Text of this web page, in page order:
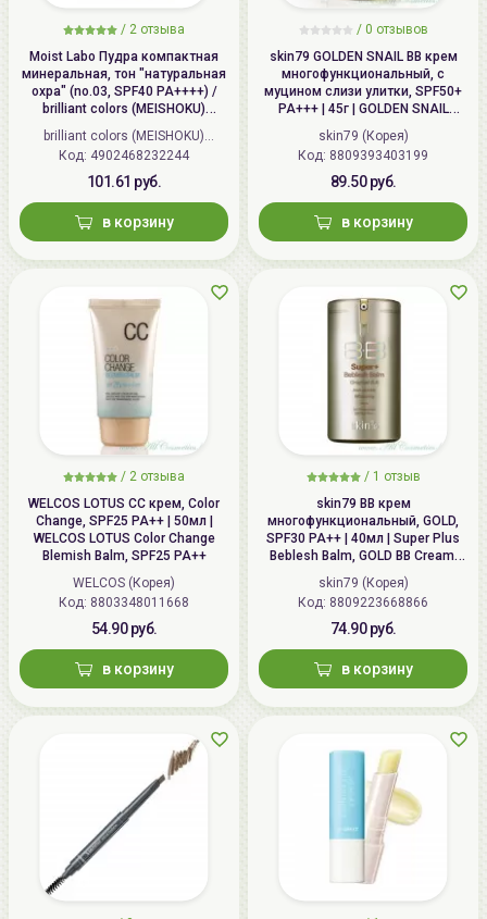
/ 2 отзыва
Moist Labo Пудра компактная
минеральная, тон "натуральная
охра" (no.03, SPF40 PA++++) /
brilliant colors (MEISHOKU)
MOISTO-LABO BB MINERAL
POWDER
brilliant colors (MEISHOKU)
(Япония)
Код: 4902468232244
101.61 руб.
в корзину
/ 0 отзывов
skin79 GOLDEN SNAIL ВВ крем
многофункциональный, с
муцином слизи улитки, SPF50+
PA+++ | 45г | GOLDEN SNAIL
Intensive BB Cream, SPF50+
PA+++
skin79 (Корея)
Код: 8809393403199
89.50 руб.
в корзину
/ 2 отзыва
WELCOS LOTUS СС крем, Color
Change, SPF25 PA++ | 50мл |
WELCOS LOTUS Color Change
Blemish Balm, SPF25 PA++
WELCOS (Корея)
Код: 8803348011668
54.90 руб.
в корзину
/ 1 отзыв
skin79 ВВ крем
многофункциональный, GOLD,
SPF30 PA++ | 40мл | Super Plus
Beblesh Balm, GOLD BB Cream,
SPF30 PA++
skin79 (Корея)
Код: 8809223668866
74.90 руб.
в корзину